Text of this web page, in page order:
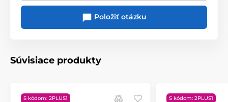
Položiť otázku
Súvisiace produkty
S kódom: 2PLUS1 S kódom: 2PLUS1